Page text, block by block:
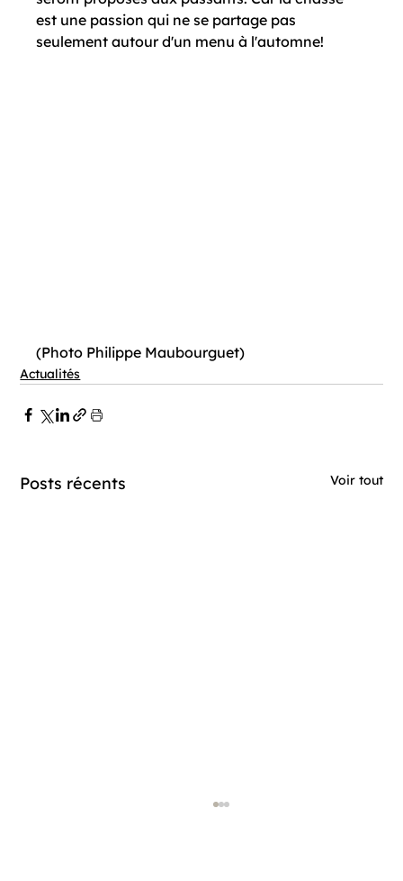
est une passion qui ne se partage pas
seulement autour d'un menu à l'automne!
(Photo Philippe Maubourguet)
Actualités
Posts récents Voir tout